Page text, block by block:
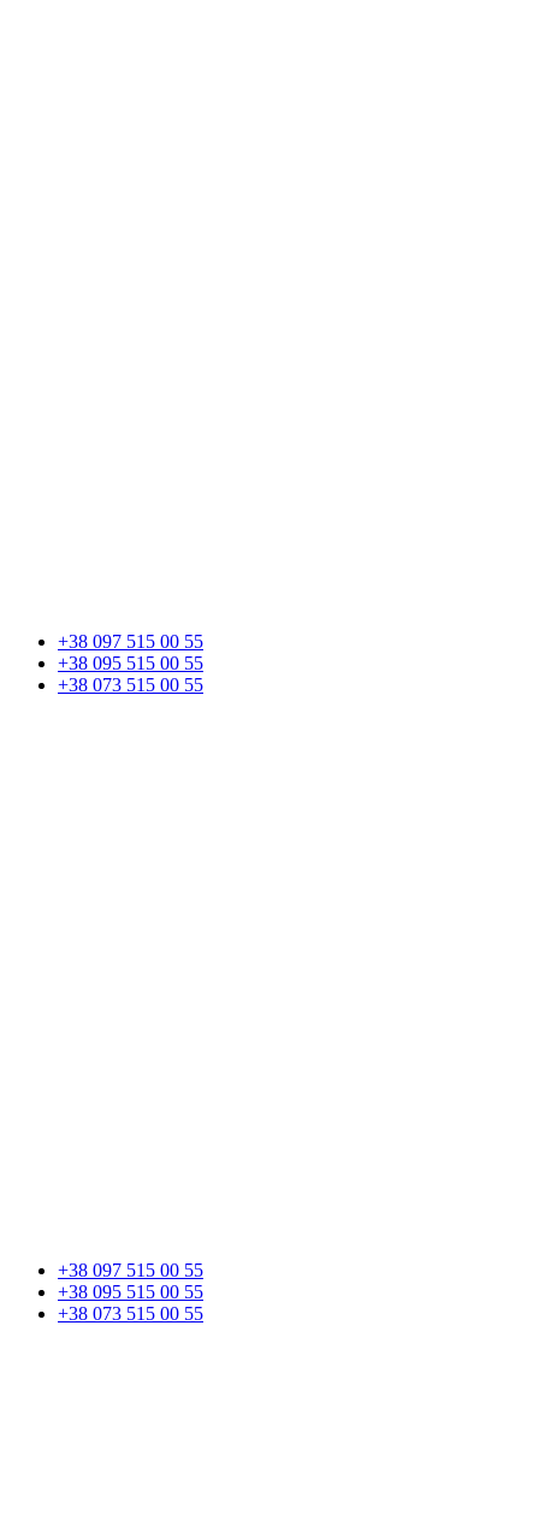
+38 097 515 00 55
+38 095 515 00 55
+38 073 515 00 55
+38 097 515 00 55
+38 095 515 00 55
+38 073 515 00 55